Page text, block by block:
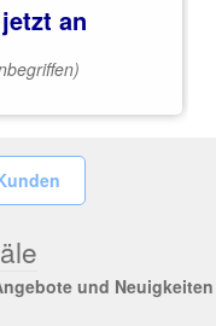
an
und Neuigkeiten